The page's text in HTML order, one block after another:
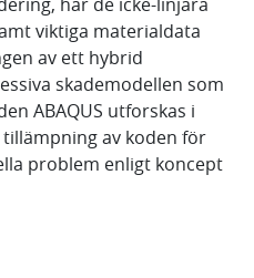
viktiga materialdata
av ett hybrid
skademodellen som
ABAQUS utforskas i
av koden för
problem enligt koncept